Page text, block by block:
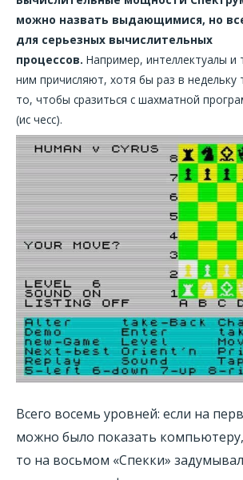
можно назвать выдающимися, но
для серьезных вычислительных
процессов. Например, интеллектуалы и
ним причисляют, хотя бы раз в недельку
то, чтобы сразиться с шахматной
(ис чесс).
Всего восемь уровней: если на
можно было показать
то на восьмом «Спекки»